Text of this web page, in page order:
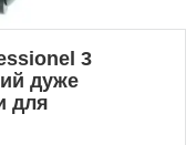
3
дуже
для